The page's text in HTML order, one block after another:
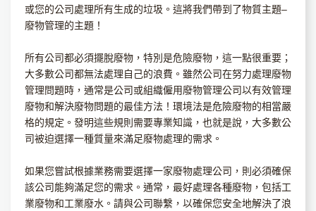
或您的公司處理所有生成的垃圾。這將我們帶到了物質主題–
廢物管理的主題！
所有公司都必須擺脫廢物，特別是危險廢物，這一點很重要；
大多數公司都無法處理自己的浪費。雖然公司在努力處理廢物
管理問題時，通常是公司或組織僱用廢物管理公司以有效管理
廢物和解決廢物問題的最佳方法！環境法是危險廢物的相當嚴
格的規定。發明這些規則需要專業知識，也就是說，大多數公
司被迫選擇一種質量來滿足廢物處理的需求。
如果您嘗試根據業務需要選擇一家廢物處理公司，則必須確保
該公司能夠滿足您的需求。通常，最好處理各種廢物，包括工
業廢物和工業廢水。請與公司聯繫，以確保您安全地解決了浪